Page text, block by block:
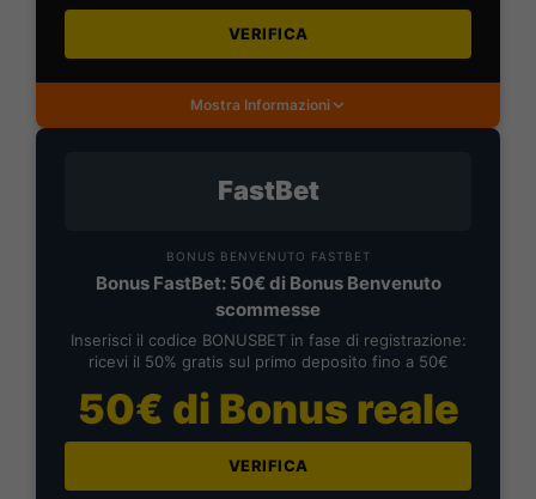
VERIFICA
Mostra Informazioni
FastBet
BONUS BENVENUTO FASTBET
Bonus FastBet: 50€ di Bonus Benvenuto
scommesse
Inserisci il codice BONUSBET in fase di registrazione:
ricevi il 50% gratis sul primo deposito fino a 50€
50€ di Bonus reale
VERIFICA